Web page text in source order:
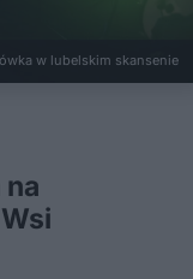
w lubelskim skansenie